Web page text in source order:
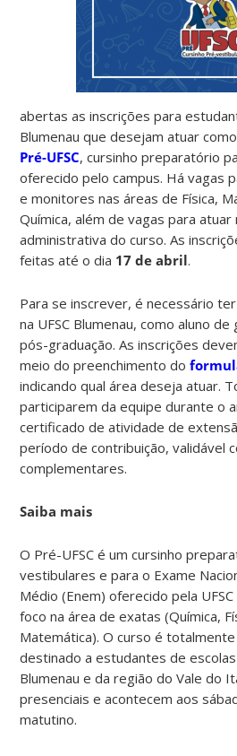
abertas as inscrições para
Blumenau que desejam atuar
Pré-UFSC, cursinho preparatório
oferecido pelo campus. Há vagas
e monitores nas áreas de Física,
Química, além de vagas para atuar
administrativa do curso. As
feitas até o dia 17 de abril.
Para se inscrever, é necessário
na UFSC Blumenau, como aluno
pós-graduação. As inscrições
meio do preenchimento do
indicando qual área deseja atuar.
participarem da equipe durante o
certificado de atividade de
período de contribuição, validável
complementares.
Saiba mais
O Pré-UFSC é um cursinho
vestibulares e para o Exame
Médio (Enem) oferecido pela
foco na área de exatas (Química,
Matemática). O curso é
destinado a estudantes de
Blumenau e da região do Vale do
presenciais e acontecem aos
matutino.